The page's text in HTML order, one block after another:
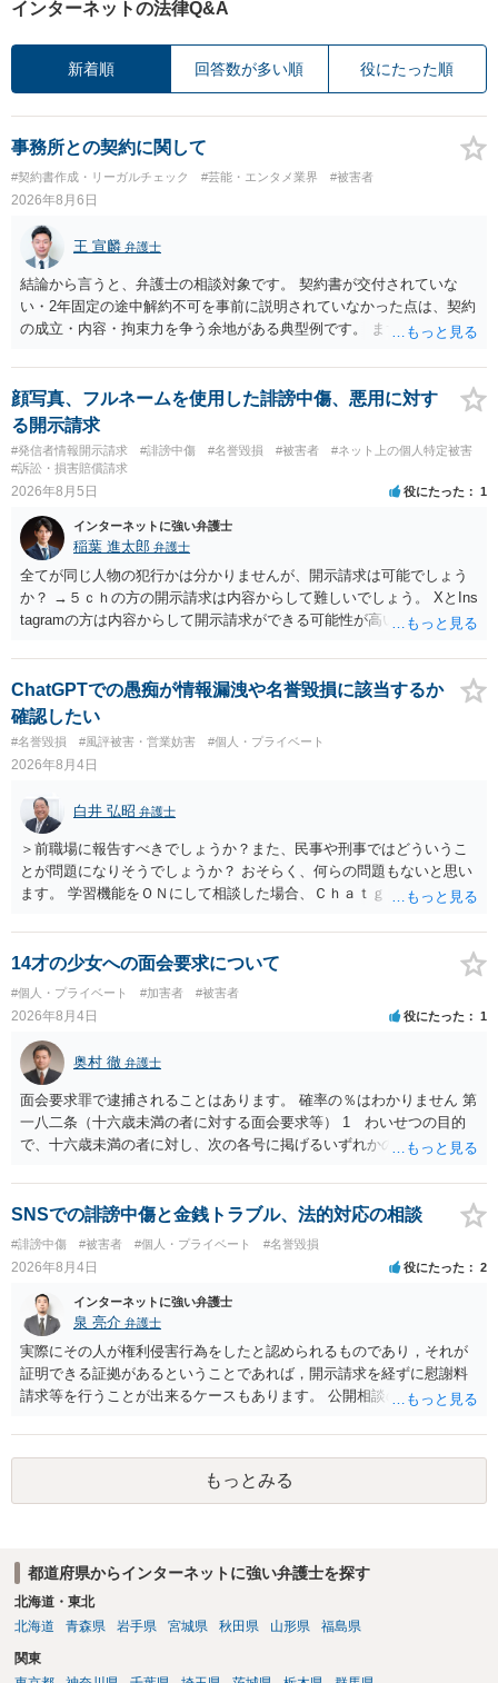
インターネットの法律Q&A
新着順 回答数が多い順 役にたった順
事務所との契約に関して
#契約書作成・リーガルチェック #芸能・エンタメ業界 #被害者
2026年8月6日
王 宣麟 弁護士
結論から言うと、弁護士の相談対象です。 契約書が交付されていな
い・2年固定の途中解約不可を事前に説明されていなかった点は、契約
の成立・内容・拘束力を争う余地がある典型例です。 まずは、運営と
みてはいかがでしょうか。 また同時並行で（もしまだされていないの
であれば）書面で退所意思の明確化はしておくべきだと考えます。
顔写真、フルネームを使用した誹謗中傷、悪用に対す
る開示請求
#発信者情報開示請求 #誹謗中傷 #名誉毀損 #被害者
#ネット上の個人特定被害
#訴訟・損害賠償請求
2026年8月5日 役にたった 1
インターネットに強い弁護士
稲葉 進太郎 弁護士
全てが同じ人物の犯行かは分かりませんが、開示請求は可能でしょう
か？ →５ｃｈの方の開示請求は内容からして難しいでしょう。 XとIns
tagramの方は内容からして開示請求ができる可能性が高いでしょう。
いでしょう。７月中にアカウントが削除されている場合、今から進め
ても失敗する可能性が高いように思われます。 相手を特定できた場
合、相手に全ての弁護士費用を負担させることは可能でしょうか？ →
訴訟外の交渉で相手方が認めれば負担させることができるでしょう。
訴訟で判決となった場合は、実際の弁護士費用が認められる場合と認
められない場合があり何ともいえないところでしょう。
ChatGPTでの愚痴が情報漏洩や名誉毀損に該当するか
確認したい
#名誉毀損 #風評被害・営業妨害 #個人・プライベート
2026年8月4日
白井 弘昭 弁護士
＞前職場に報告すべきでしょうか？また、民事や刑事ではどういうこ
とが問題になりそうでしょうか？ おそらく、何らの問題もないと思い
ます。 学習機能をＯＮにして相談した場合、Ｃｈａｔｇｐｔがｏｐｅ
する可能性がありますが、個人名や会社名を特定していない限り、一
般論として抽象化されて回答に織り込まれる可能性が生じるにすぎま
せんので、その情報自体が、秘密情報に当たるとは思えませんし、名
誉棄損として、個人や会社に対する誹謗中傷の不特定多数への公開に
当たるとも思われません。 もちろん、誰がその内容をｃｈａｔｇｐｔ
に入力したかも第三者にしられることはないので、個人や会社の特定
をせずに書き込んだことで（おそらく特定して書き込んだとして
も）、相談者さんが刑事民事の責任に問われることはないでしょう。
私見ながらご参考まで。
14才の少女への面会要求について
#個人・プライベート #加害者 #被害者
2026年8月4日 役にたった 1
奥村 徹 弁護士
面会要求罪で逮捕されることはあります。 確率の％はわかりません 第
一八二条（十六歳未満の者に対する面会要求等） 1 わいせつの目的
で、十六歳未満の者に対し、次の各号に掲げるいずれかの行為をした
が生まれた日より五年以上前の日に生まれた者に限る。）は、一年以
下の拘禁刑又は五十万円以下の罰金に処する。 一 威迫し、偽計を用
い又は誘惑して面会を要求すること。 二 拒まれたにもかかわらず、
反復して面会を要求すること。 三 金銭その他の利益を供与し、又は
その申込み若しくは約束をして面会を要求すること。 2前項の罪を犯
し、よってわいせつの目的で当該十六歳未満の者と面会をした者は、
二年以下の拘禁刑又は百万円以下の罰金に処する。
SNSでの誹謗中傷と金銭トラブル、法的対応の相談
#誹謗中傷 #被害者 #個人・プライベート #名誉毀損
2026年8月4日 役にたった 2
インターネットに強い弁護士
泉 亮介 弁護士
実際にその人が権利侵害行為をしたと認められるものであり，それが
証明できる証拠があるということであれば，開示請求を経ずに慰謝料
請求等を行うことが出来るケースもあります。 公開相談の場では回答
に個別に相談されると良いでしょう。
もっとみる
都道府県からインターネットに強い弁護士を探す
北海道・東北
北海道
青森県 岩手県 宮城県 秋田県 山形県 福島県
関東